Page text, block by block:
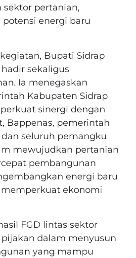
pertanian,
energi baru
Bupati Sidrap
sekaligus
Ia menegaskan
Kabupaten Sidrap
sinergi dengan
Bappenas, pemerintah
seluruh pemangku
mewujudkan pertanian
pembangunan
energi baru
ekonomi
FGD lintas sektor
dalam menyusun
yang mampu